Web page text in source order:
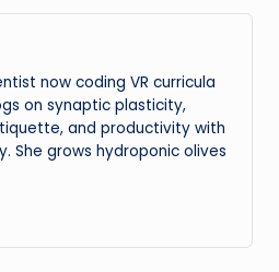
now coding VR curricula
on synaptic plasticity,
and productivity with
She grows hydroponic olives